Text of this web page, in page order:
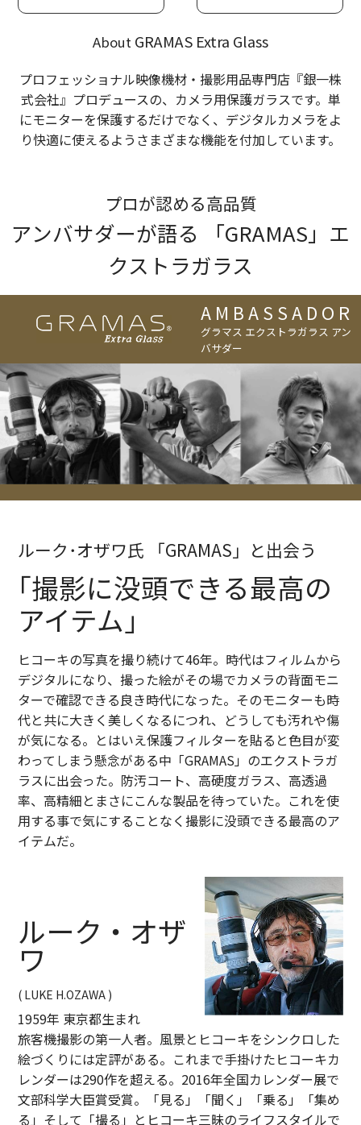
About GRAMAS Extra Glass
プロフェッショナル映像機材・撮影用品専門店『銀一株
式会社』プロデュースの、カメラ用保護ガラスです。単
にモニターを保護するだけでなく、デジタルカメラをよ
り快適に使えるようさまざまな機能を付加しています。
プロが認める高品質
アンバサダーが語る 「GRAMAS」エ
クストラガラス
AMBASSADOR
グラマス エクストラガラス アン
バサダー
ルーク･オザワ氏 「GRAMAS」と出会う
｢撮影に没頭できる最高の
アイテム｣
ヒコーキの写真を撮り続けて46年。時代はフィルムから
デジタルになり、撮った絵がその場でカメラの背面モニ
ターで確認できる良き時代になった。そのモニターも時
代と共に大きく美しくなるにつれ、どうしても汚れや傷
が気になる。とはいえ保護フィルターを貼ると色目が変
わってしまう懸念がある中「GRAMAS」のエクストラガ
ラスに出会った。防汚コート、高硬度ガラス、高透過
率、高精細とまさにこんな製品を待っていた。これを使
用する事で気にすることなく撮影に没頭できる最高のア
イテムだ。
ルーク・オザ
ワ
( LUKE H.OZAWA )
1959年 東京都生まれ
旅客機撮影の第一人者。風景とヒコーキをシンクロした
絵づくりには定評がある。これまで手掛けたヒコーキカ
レンダーは290作を超える。2016年全国カレンダー展で
文部科学大臣賞受賞。「見る」「聞く」「乗る」「集め
る」そして「撮る」とヒコーキ三昧のライフスタイルで